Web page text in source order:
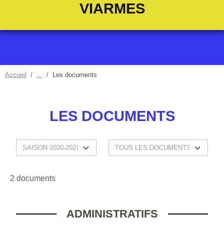
VIARMES
Accueil Les documents
LES DOCUMENTS
2 documents
ADMINISTRATIFS